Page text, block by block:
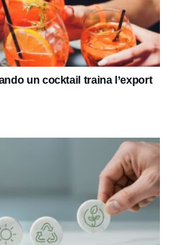
un cocktail traina l’export